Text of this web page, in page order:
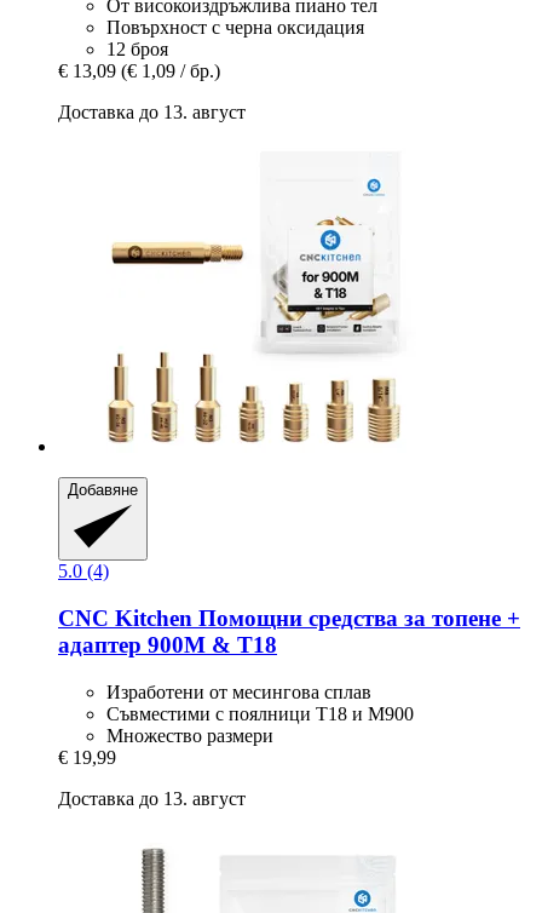
От високоиздръжлива пиано тел
Повърхност с черна оксидация
12 броя
€ 13,09 (€ 1,09 / бр.)
Доставка до 13. август
Добавяне
5.0 (4)
CNC Kitchen Помощни средства за топене +
адаптер 900M & T18
Изработени от месингова сплав
Съвместими с поялници T18 и M900
Множество размери
€ 19,99
Доставка до 13. август